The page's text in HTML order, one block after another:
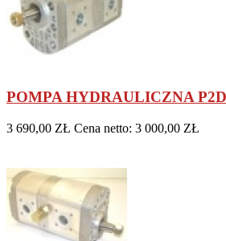
POMPA HYDRAULICZNA
3 690,00 ZŁ Cena netto: 3 000,00 ZŁ